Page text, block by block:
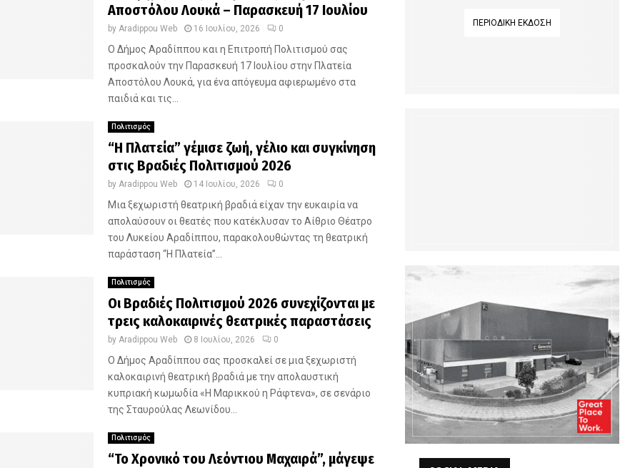
Αποστόλου Λουκά – Παρασκευή 17 Ιουλίου
by Aradippou Web 16 Ιουλίου, 2026 0
Ο Δήμος Αραδίππου και η Επιτροπή Πολιτισμού σας
προσκαλούν την Παρασκευή 17 Ιουλίου στην Πλατεία
Αποστόλου Λουκά, για ένα απόγευμα αφιερωμένο στα
παιδιά και τις...
Πολιτισμός
“Η Πλατεία” γέμισε ζωή, γέλιο και συγκίνηση
στις Βραδιές Πολιτισμού 2026
by Aradippou Web 14 Ιουλίου, 2026 0
Μια ξεχωριστή θεατρική βραδιά είχαν την ευκαιρία να
απολαύσουν οι θεατές που κατέκλυσαν το Αίθριο Θέατρο
του Λυκείου Αραδίππου, παρακολουθώντας τη θεατρική
παράσταση “Η Πλατεία”...
Πολιτισμός
Οι Βραδιές Πολιτισμού 2026 συνεχίζονται με
τρεις καλοκαιρινές θεατρικές παραστάσεις
by Aradippou Web 8 Ιουλίου, 2026 0
Ο Δήμος Αραδίππου σας προσκαλεί σε μια ξεχωριστή
καλοκαιρινή θεατρική βραδιά με την απολαυστική
κυπριακή κωμωδία «Η Μαρικκού η Ράφτενα», σε σενάριο
της Σταυρούλας Λεωνίδου...
Πολιτισμός
“Το Χρονικό του Λεόντιου Μαχαιρά”, μάγεψε
ΠΕΡΙΟΔΙΚΉ ΈΚΔΟΣΗ